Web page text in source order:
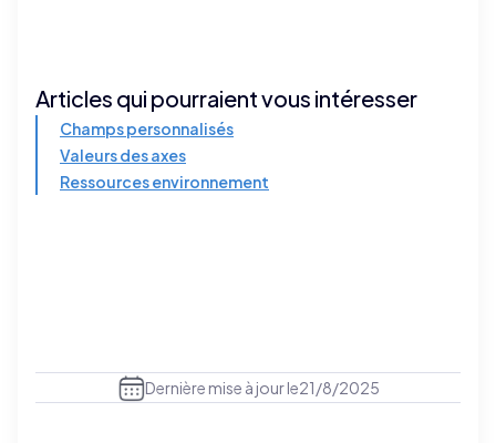
Articles qui pourraient vous intéresser
Champs personnalisés
Valeurs des axes
Ressources environnement
Dernière mise à jour le21/8/2025